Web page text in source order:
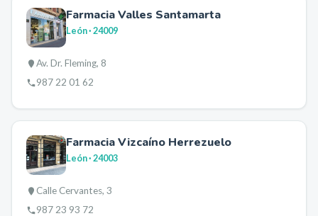
Farmacia Valles Santamarta
León· 24009
Av. Dr. Fleming, 8
987 22 01 62
Farmacia Vizcaíno Herrezuelo
León· 24003
Calle Cervantes, 3
987 23 93 72